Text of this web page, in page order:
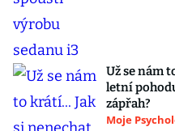
Už se nám
letní
zápřah?
Moje